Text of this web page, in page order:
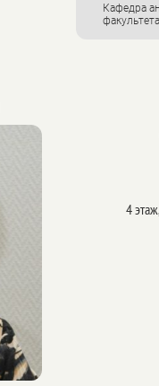
Кафедра
факультета.
4